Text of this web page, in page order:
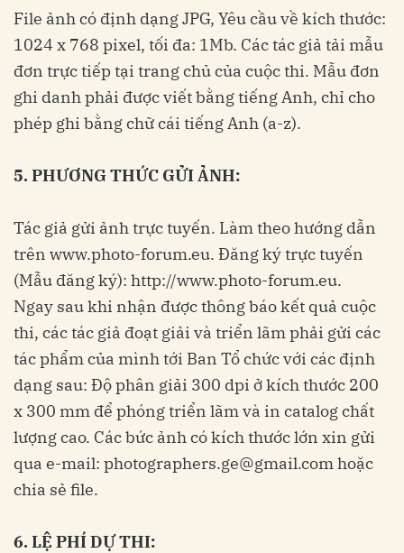
File ảnh có định dạng JPG, Yêu cầu về kích thước:
1024 x 768 pixel, tối đa: 1Mb. Các tác giả tải mẫu
đơn trực tiếp tại trang chủ của cuộc thi. Mẫu đơn
ghi danh phải được viết bằng tiếng Anh, chỉ cho
phép ghi bằng chữ cái tiếng Anh (a-z).
5. PHƯƠNG THỨC GỬI ẢNH:
Tác giả gửi ảnh trực tuyến. Làm theo hướng dẫn
trên www.photo-forum.eu. Đăng ký trực tuyến
(Mẫu đăng ký): http://www.photo-forum.eu.
Ngay sau khi nhận được thông báo kết quả cuộc
thi, các tác giả đoạt giải và triển lãm phải gửi các
tác phẩm của mình tới Ban Tổ chức với các định
dạng sau: Độ phân giải 300 dpi ở kích thước 200
x 300 mm để phóng triển lãm và in catalog chất
lượng cao. Các bức ảnh có kích thước lớn xin gửi
qua e-mail: photographers.ge@gmail.comhoặc
chia sẻ file.
6. LỆ PHÍ DỰ THI: